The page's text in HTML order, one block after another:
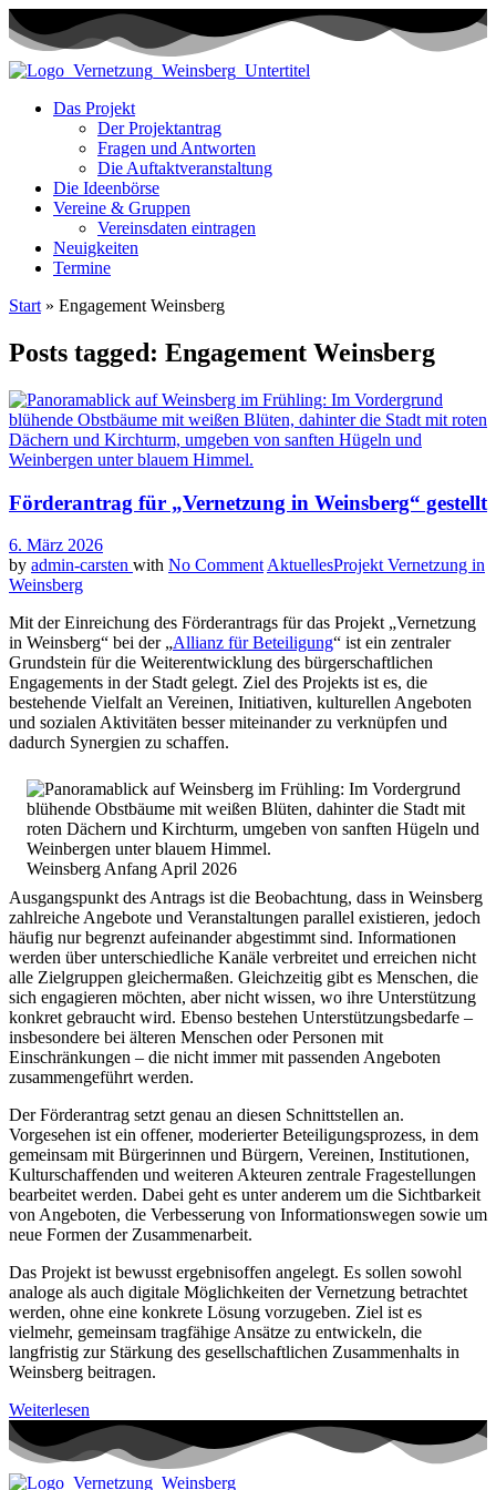
Das Projekt
Der Projektantrag
Fragen und Antworten
Die Auftaktveranstaltung
Die Ideenbörse
Vereine & Gruppen
Vereinsdaten eintragen
Neuigkeiten
Termine
Start » Engagement Weinsberg
Posts tagged: Engagement Weinsberg
Förderantrag für „Vernetzung in Weinsberg“ gestellt
6. März 2026
by admin-carsten with No CommentAktuellesProjekt Vernetzung in
Weinsberg
Mit der Einreichung des Förderantrags für das Projekt „Vernetzung
in Weinsberg“ bei der „Allianz für Beteiligung“ ist ein zentraler
Grundstein für die Weiterentwicklung des bürgerschaftlichen
Engagements in der Stadt gelegt. Ziel des Projekts ist es, die
bestehende Vielfalt an Vereinen, Initiativen, kulturellen Angeboten
und sozialen Aktivitäten besser miteinander zu verknüpfen und
dadurch Synergien zu schaffen.
Weinsberg Anfang April 2026
Ausgangspunkt des Antrags ist die Beobachtung, dass in Weinsberg
zahlreiche Angebote und Veranstaltungen parallel existieren, jedoch
häufig nur begrenzt aufeinander abgestimmt sind. Informationen
werden über unterschiedliche Kanäle verbreitet und erreichen nicht
alle Zielgruppen gleichermaßen. Gleichzeitig gibt es Menschen, die
sich engagieren möchten, aber nicht wissen, wo ihre Unterstützung
konkret gebraucht wird. Ebenso bestehen Unterstützungsbedarfe –
insbesondere bei älteren Menschen oder Personen mit
Einschränkungen – die nicht immer mit passenden Angeboten
zusammengeführt werden.
Der Förderantrag setzt genau an diesen Schnittstellen an.
Vorgesehen ist ein offener, moderierter Beteiligungsprozess, in dem
gemeinsam mit Bürgerinnen und Bürgern, Vereinen, Institutionen,
Kulturschaffenden und weiteren Akteuren zentrale Fragestellungen
bearbeitet werden. Dabei geht es unter anderem um die Sichtbarkeit
von Angeboten, die Verbesserung von Informationswegen sowie um
neue Formen der Zusammenarbeit.
Das Projekt ist bewusst ergebnisoffen angelegt. Es sollen sowohl
analoge als auch digitale Möglichkeiten der Vernetzung betrachtet
werden, ohne eine konkrete Lösung vorzugeben. Ziel ist es
vielmehr, gemeinsam tragfähige Ansätze zu entwickeln, die
langfristig zur Stärkung des gesellschaftlichen Zusammenhalts in
Weinsberg beitragen.
Weiterlesen